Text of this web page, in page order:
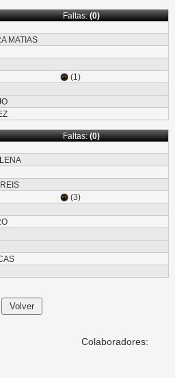
Faltas:(0)
MATIAS
(1)
Faltas:(0)
(3)
Colaboradores: